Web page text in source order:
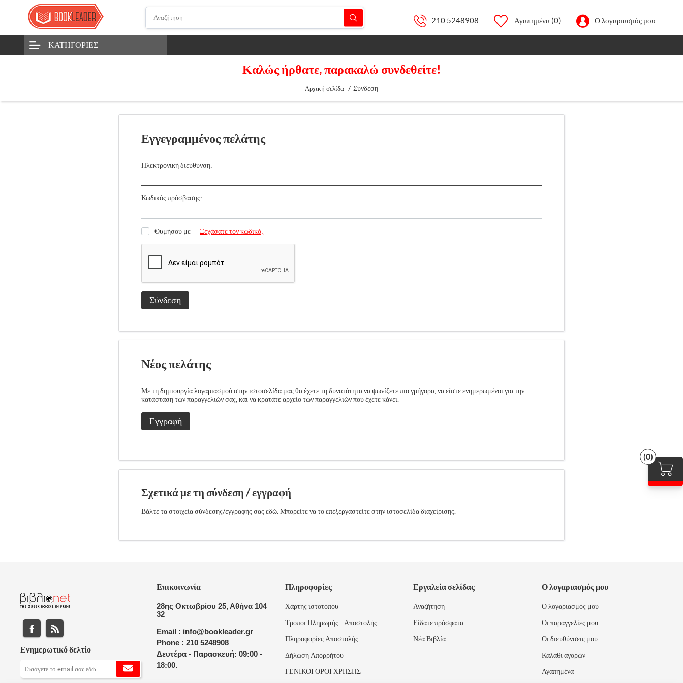
210 5248908 Αγαπημένα (0) Ο λογαριασμός μου
(0)
ΚΑΤΗΓΟΡΊΕΣ
Καλώς ήρθατε, παρακαλώ συνδεθείτε!
Αρχική σελίδα / Σύνδεση
Εγγεγραμμένος πελάτης
Ηλεκτρονική διεύθυνση:
Κωδικός πρόσβασης:
Θυμήσου με Ξεχάσατε τον κωδικό;
Σύνδεση
Νέος πελάτης
Με τη δημιουργία λογαριασμού στην ιστοσελίδα μας θα έχετε τη δυνατότητα να ψωνίζετε πιο γρήγορα, να είστε ενημερωμένοι για την
κατάσταση των παραγγελιών σας, και να κρατάτε αρχείο των παραγγελιών που έχετε κάνει.
Εγγραφή
Σχετικά με τη σύνδεση / εγγραφή
Βάλτε τα στοιχεία σύνδεσης/εγγραφής σας εδώ. Μπορείτε να το επεξεργαστείτε στην ιστοσελίδα διαχείρισης.
Ενημερωτικό δελτίο
Επικοινωνία
28ης Οκτωβρίου 25, Αθήνα 104
32
Email : info@bookleader.gr
Phone : 210 5248908
Δευτέρα - Παρασκευή: 09:00 -
18:00.
Πληροφορίες
Χάρτης ιστοτόπου
Τρόποι Πληρωμής - Αποστολής
Πληροφορίες Αποστολής
Δήλωση Απορρήτου
ΓΕΝΙΚΟΙ ΟΡΟΙ ΧΡΗΣΗΣ
Εργαλεία σελίδας
Αναζήτηση
Είδατε πρόσφατα
Νέα Βιβλία
Ο λογαριασμός μου
Ο λογαριασμός μου
Οι παραγγελίες μου
Οι διευθύνσεις μου
Καλάθι αγορών
Αγαπημένα